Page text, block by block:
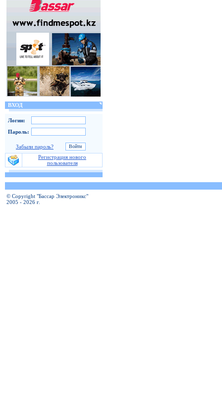
ВХОД
Логин:
Пароль:
Забыли пароль?
Регистрация нового
пользователя
© Copyright "Бассар Электроникс"
2005 - 2026 г.